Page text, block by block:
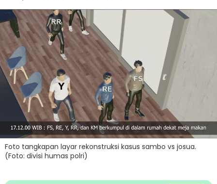
Foto tangkapan layar rekonstruksi kasus sambo vs josua.
(Foto: divisi humas polri)